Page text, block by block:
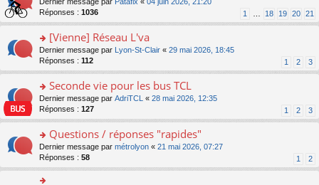
nt
s
ré
e
nt
n
lu
le
pl
u
s
ré
e
nt
e
n
o
n
lu
le
pl
u
s
ré
c
nt
e
s
s
a
g
e
n
lu
le
pl
u
s
ré
n
s
ult
er
le
m
e
s
s
a
g
n
o
n
lu
le
Réponses : 1036 1 18 19 20 21
o
n
s
ult
er
le
m
e
s
s
a
g
e
[Vienne] Réseau L'va
Dernier message par Lyon-St-Clair « 29 mai 2026, 18:45
Réponses : 112 1 2 3
o
n
s
ult
er
le
m
e
Seconde vie pour les bus TCL
Dernier message par AdriTCL « 28 mai 2026, 12:35
Réponses : 127 1 2 3
o
n
s
ult
Questions / réponses "rapides"
Dernier message par métrolyon « 21 mai 2026, 07:27
Réponses : 58 1 2